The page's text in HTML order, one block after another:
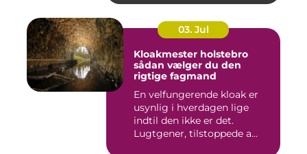
03. Jul
Kloakmester holstebro
sådan vælger du den
rigtige fagmand
En velfungerende kloak er
usynlig i hverdagen lige
indtil den ikke er det.
Lugtgener, tilstoppede a...